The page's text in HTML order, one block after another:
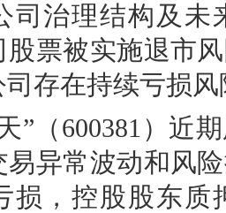
司治理结构及未
股票被实施退市
司存在持续亏损风
”（600381）近
易异常波动和风
损，控股股东质